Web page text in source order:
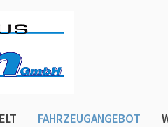
FAHRZEUGANGEBOT